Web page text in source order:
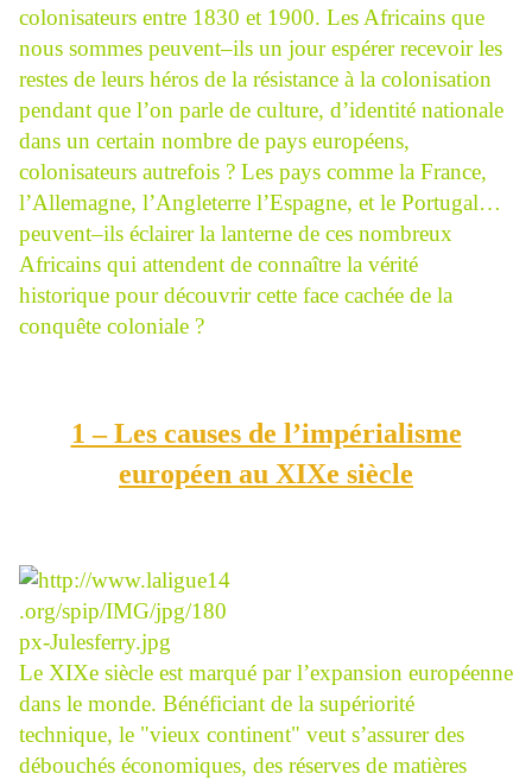
colonisateurs entre 1830 et 1900. Les Africains que
nous sommes peuvent–ils un jour espérer recevoir les
restes de leurs héros de la résistance à la colonisation
pendant que l’on parle de culture, d’identité nationale
dans un certain nombre de pays européens,
colonisateurs autrefois ? Les pays comme la France,
l’Allemagne, l’Angleterre l’Espagne, et le Portugal…
peuvent–ils éclairer la lanterne de ces nombreux
Africains qui attendent de connaître la vérité
historique pour découvrir cette face cachée de la
conquête coloniale ?
1 – Les causes de l’impérialisme
européen au XIXe siècle
Le XIXe siècle est marqué par l’expansion européenne
dans le monde. Bénéficiant de la supériorité
technique, le "vieux continent" veut s’assurer des
débouchés économiques, des réserves de matières